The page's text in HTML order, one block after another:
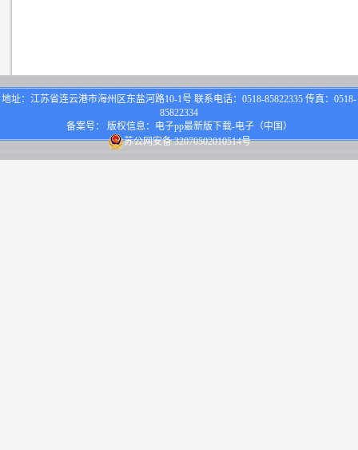
地址：江苏省连云港市海州区东盐河路10-1号 联系电话：0518-85822335 传真：0518-
85822334
备案号： 版权信息：电子pp最新版下载-电子（中国）
苏公网安备 32070502010514号